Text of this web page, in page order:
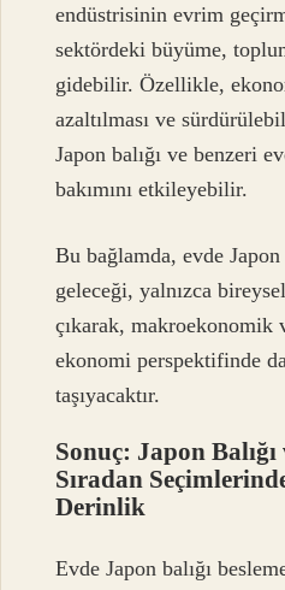
endüstrisinin evrim
sektördeki büyüme,
gidebilir. Özellikle,
azaltılması ve
Japon balığı ve benzeri
bakımını etkileyebilir.
Bu bağlamda, evde Japon
geleceği, yalnızca
çıkarak, makroekonomik
ekonomi perspektifinde
taşıyacaktır.
Sonuç: Japon
Sıradan
Derinlik
Evde Japon balığı